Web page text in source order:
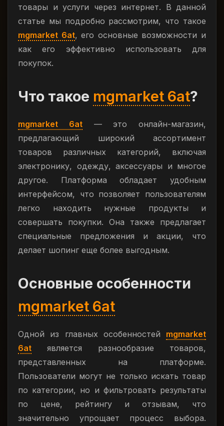
товары и услуги через интернет. В данной
статье мы подробно рассмотрим, что такое
mgmarket 6at, его основные возможности и
как его эффективно использовать для
покупок.
Что такое mgmarket 6at?
mgmarket 6at— это онлайн-магазин,
предлагающий широкий ассортимент
товаров различных категорий, включая
электронику, одежду, аксессуары и многое
другое. Платформа обладает удобным
интерфейсом, что позволяет пользователям
легко находить нужные продукты и
совершать покупки. Она также предлагает
специальные предложения и акции, что
делает шопинг еще более выгодным.
Основные особенности
mgmarket 6at
Одной из главных особенностей mgmarket
6at является разнообразие товаров,
представленных на платформе.
Пользователи могут не только искать товар
по категории, но и фильтровать результаты
по цене, рейтингу и отзывам, что
значительно упрощает процесс выбора.